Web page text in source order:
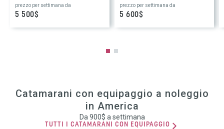
prezzo per settimana da
5 500$
prezzo per settimana da
5 600$
Catamarani con equipaggio a noleggio
in America
Da 900$ a settimana
TUTTI I CATAMARANI CON EQUIPAGGIO